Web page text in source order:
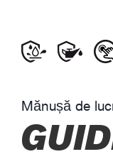
Mănușă de